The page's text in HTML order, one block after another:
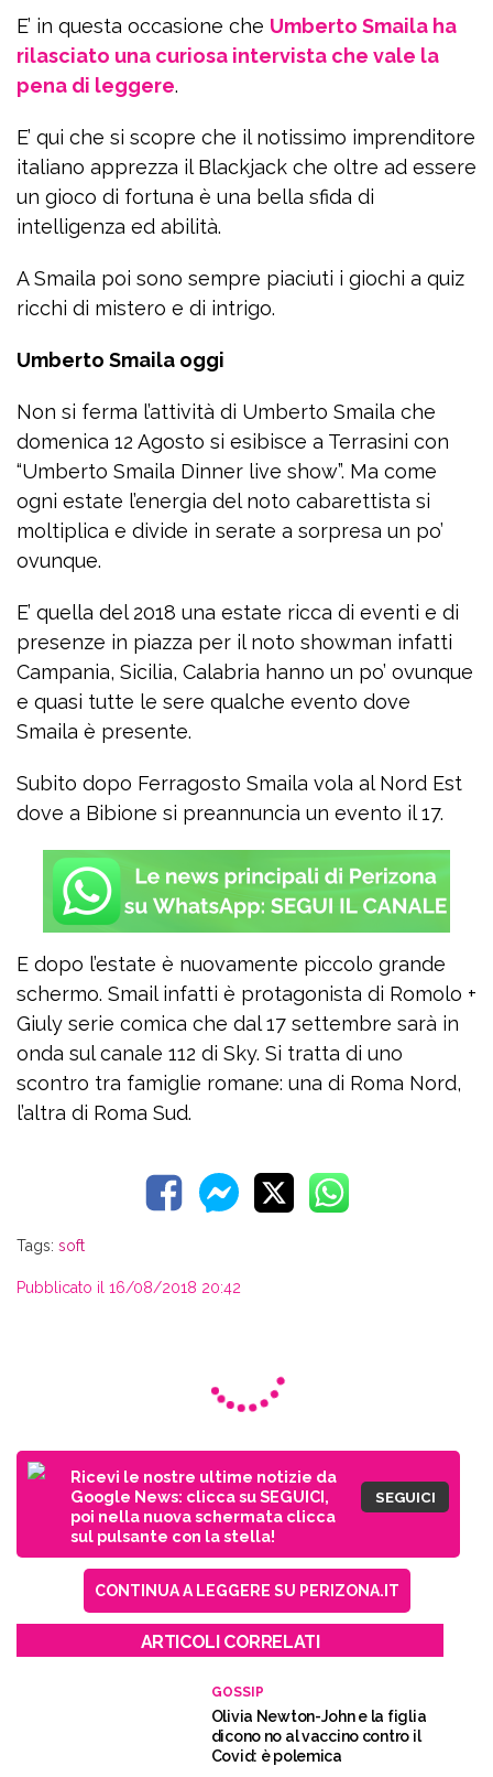
E’ in questa occasione che Umberto Smaila ha
rilasciato una curiosa intervista che vale la
pena di leggere.
E’ qui che si scopre che il notissimo imprenditore
italiano apprezza il Blackjack che oltre ad essere
un gioco di fortuna è una bella sfida di
intelligenza ed abilità.
A Smaila poi sono sempre piaciuti i giochi a quiz
ricchi di mistero e di intrigo.
Umberto Smaila oggi
Non si ferma l’attività di Umberto Smaila che
domenica 12 Agosto si esibisce a Terrasini con
“Umberto Smaila Dinner live show”. Ma come
ogni estate l’energia del noto cabarettista si
moltiplica e divide in serate a sorpresa un po’
ovunque.
E’ quella del 2018 una estate ricca di eventi e di
presenze in piazza per il noto showman infatti
Campania, Sicilia, Calabria hanno un po’ ovunque
e quasi tutte le sere qualche evento dove
Smaila è presente.
Subito dopo Ferragosto Smaila vola al Nord Est
dove a Bibione si preannuncia un evento il 17.
E dopo l’estate è nuovamente piccolo grande
schermo. Smail infatti è protagonista di Romolo +
Giuly serie comica che dal 17 settembre sarà in
onda sul canale 112 di Sky. Si tratta di uno
scontro tra famiglie romane: una di Roma Nord,
l’altra di Roma Sud.
Tags: soft
Pubblicato il 16/08/2018 20:42
Ricevi le nostre ultime notizie da
Google News: clicca su SEGUICI,
poi nella nuova schermata clicca
sul pulsante con la stella!
SEGUICI
CONTINUA A LEGGERE SU PERIZONA.IT
ARTICOLI CORRELATI
GOSSIP
Olivia Newton-John e la figlia
dicono no al vaccino contro il
Covid: è polemica